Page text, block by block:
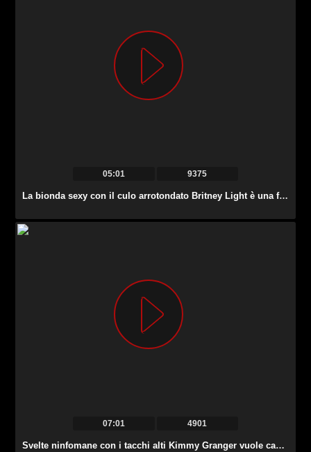
05:01 9375
La bionda sexy con il culo arrotondato Britney Light è una fan arrapata della scopata alla pecorina.
07:01 4901
Svelte ninfomane con i tacchi alti Kimmy Granger vuole cavalcare un cazzo forte in cima.